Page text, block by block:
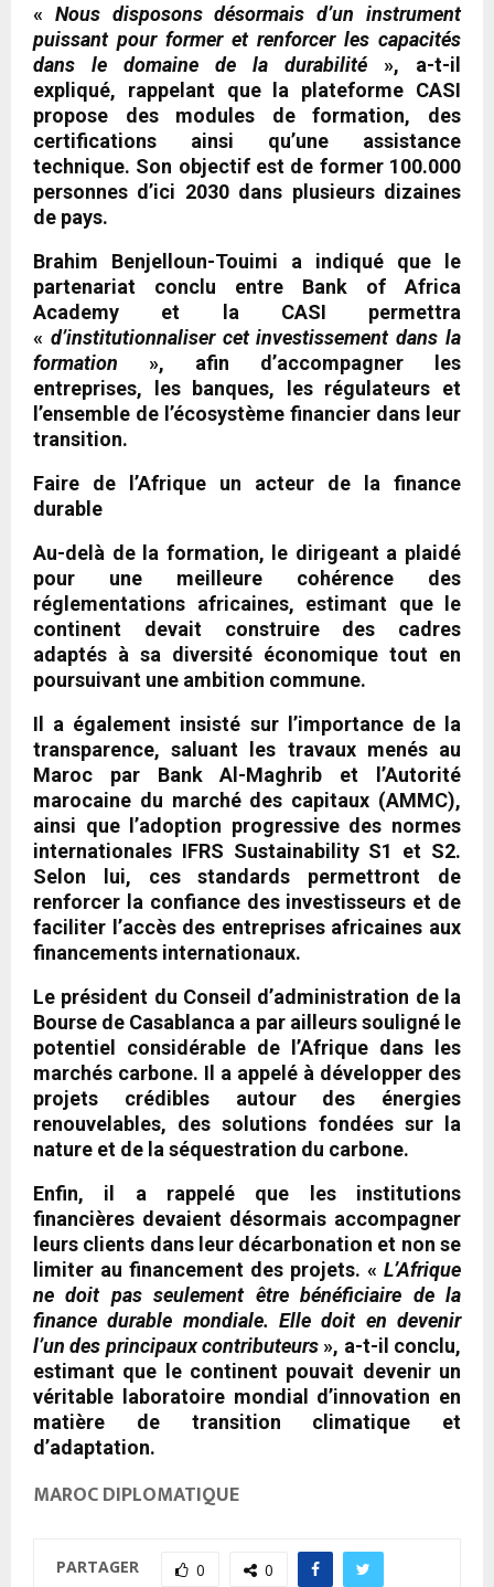
« Nous disposons désormais d’un instrument
puissant pour former et renforcer les capacités
dans le domaine de la durabilité », a-t-il
expliqué, rappelant que la plateforme CASI
propose des modules de formation, des
certifications ainsi qu’une assistance
technique. Son objectif est de former 100.000
personnes d’ici 2030 dans plusieurs dizaines
de pays.
Brahim Benjelloun-Touimi a indiqué que le
partenariat conclu entre Bank of Africa
Academy et la CASI permettra
« d’institutionnaliser cet investissement dans la
formation », afin d’accompagner les
entreprises, les banques, les régulateurs et
l’ensemble de l’écosystème financier dans leur
transition.
Faire de l’Afrique un acteur de la finance
durable
Au-delà de la formation, le dirigeant a plaidé
pour une meilleure cohérence des
réglementations africaines, estimant que le
continent devait construire des cadres
adaptés à sa diversité économique tout en
poursuivant une ambition commune.
Il a également insisté sur l’importance de la
transparence, saluant les travaux menés au
Maroc par Bank Al-Maghrib et l’Autorité
marocaine du marché des capitaux (AMMC),
ainsi que l’adoption progressive des normes
internationales IFRS Sustainability S1 et S2.
Selon lui, ces standards permettront de
renforcer la confiance des investisseurs et de
faciliter l’accès des entreprises africaines aux
financements internationaux.
Le président du Conseil d’administration de la
Bourse de Casablanca a par ailleurs souligné le
potentiel considérable de l’Afrique dans les
marchés carbone. Il a appelé à développer des
projets crédibles autour des énergies
renouvelables, des solutions fondées sur la
nature et de la séquestration du carbone.
Enfin, il a rappelé que les institutions
financières devaient désormais accompagner
leurs clients dans leur décarbonation et non se
limiter au financement des projets. « L’Afrique
ne doit pas seulement être bénéficiaire de la
finance durable mondiale. Elle doit en devenir
l’un des principaux contributeurs », a-t-il conclu,
estimant que le continent pouvait devenir un
véritable laboratoire mondial d’innovation en
matière de transition climatique et
d’adaptation.
MAROC DIPLOMATIQUE
PARTAGER 0 0